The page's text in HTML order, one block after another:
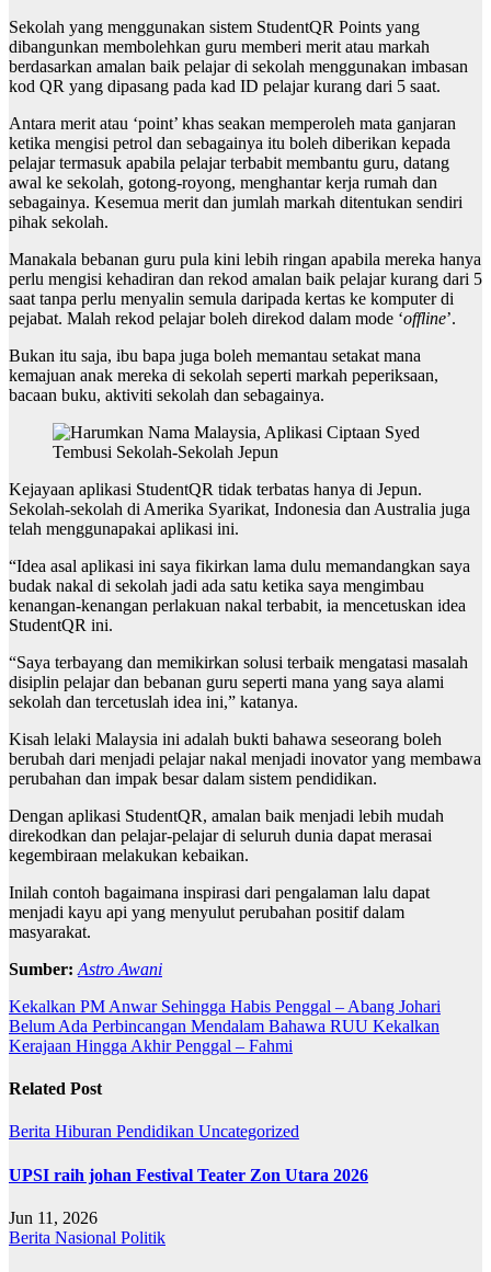
Sekolah yang menggunakan sistem StudentQR Points yang
dibangunkan membolehkan guru memberi merit atau markah
berdasarkan amalan baik pelajar di sekolah menggunakan imbasan
kod QR yang dipasang pada kad ID pelajar kurang dari 5 saat.
Antara merit atau ‘point’ khas seakan memperoleh mata ganjaran
ketika mengisi petrol dan sebagainya itu boleh diberikan kepada
pelajar termasuk apabila pelajar terbabit membantu guru, datang
awal ke sekolah, gotong-royong, menghantar kerja rumah dan
sebagainya. Kesemua merit dan jumlah markah ditentukan sendiri
pihak sekolah.
Manakala bebanan guru pula kini lebih ringan apabila mereka hanya
perlu mengisi kehadiran dan rekod amalan baik pelajar kurang dari 5
saat tanpa perlu menyalin semula daripada kertas ke komputer di
pejabat. Malah rekod pelajar boleh direkod dalam mode ‘offline’.
Bukan itu saja, ibu bapa juga boleh memantau setakat mana
kemajuan anak mereka di sekolah seperti markah peperiksaan,
bacaan buku, aktiviti sekolah dan sebagainya.
Kejayaan aplikasi StudentQR tidak terbatas hanya di Jepun.
Sekolah-sekolah di Amerika Syarikat, Indonesia dan Australia juga
telah menggunapakai aplikasi ini.
“Idea asal aplikasi ini saya fikirkan lama dulu memandangkan saya
budak nakal di sekolah jadi ada satu ketika saya mengimbau
kenangan-kenangan perlakuan nakal terbabit, ia mencetuskan idea
StudentQR ini.
“Saya terbayang dan memikirkan solusi terbaik mengatasi masalah
disiplin pelajar dan bebanan guru seperti mana yang saya alami
sekolah dan tercetuslah idea ini,” katanya.
Kisah lelaki Malaysia ini adalah bukti bahawa seseorang boleh
berubah dari menjadi pelajar nakal menjadi inovator yang membawa
perubahan dan impak besar dalam sistem pendidikan.
Dengan aplikasi StudentQR, amalan baik menjadi lebih mudah
direkodkan dan pelajar-pelajar di seluruh dunia dapat merasai
kegembiraan melakukan kebaikan.
Inilah contoh bagaimana inspirasi dari pengalaman lalu dapat
menjadi kayu api yang menyulut perubahan positif dalam
masyarakat.
Sumber: Astro Awani
Post
navigation
Kekalkan PM Anwar Sehingga Habis Penggal – Abang Johari
Belum Ada Perbincangan Mendalam Bahawa RUU Kekalkan
Kerajaan Hingga Akhir Penggal – Fahmi
Related Post
Berita Hiburan Pendidikan Uncategorized
UPSI raih johan Festival Teater Zon Utara 2026
Jun 11, 2026
Berita Nasional Politik